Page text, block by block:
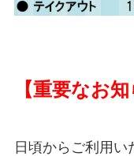
【重要なお知
日頃からご利用い